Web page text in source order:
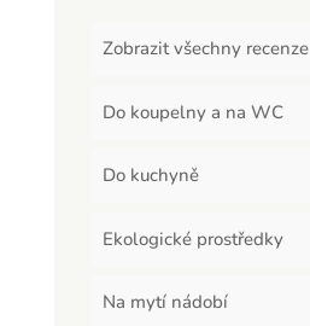
Zobrazit všechny recenze
Do koupelny a na WC
Do kuchyně
Ekologické prostředky
Na mytí nádobí